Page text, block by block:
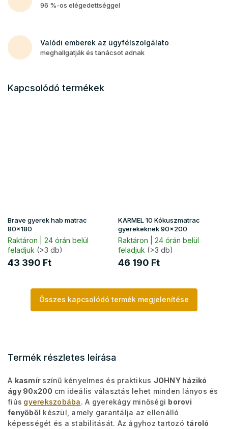
96 %-os elégedettséggel
Valódi emberek az ügyfélszolgálato
meghallgatják és tanácsot adnak
Kapcsolódó termékek
Brave gyerek hab matrac
80x180
Raktáron | 24 órán belül
feladjuk (>3 db)
43 390 Ft
KARMEL 10 Kókuszmatrac
gyerekeknek 90x200
Raktáron | 24 órán belül
feladjuk (>3 db)
46 190 Ft
Összes kapcsolódó termék megjelenítése
Termék részletes leírása
A kasmír színű kényelmes és praktikus JOHNY házikó
ágy 90x200 cm ideális választás lehet minden lányos és
fiús gyerekszobába. A gyerekágy minőségi borovi
fenyőből készül, amely garantálja az ellenálló
képességét és a stabilitását. Az ágyhoz tartozó tároló